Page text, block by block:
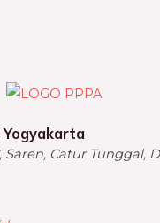
Yogyakarta
Saren, Catur Tunggal,